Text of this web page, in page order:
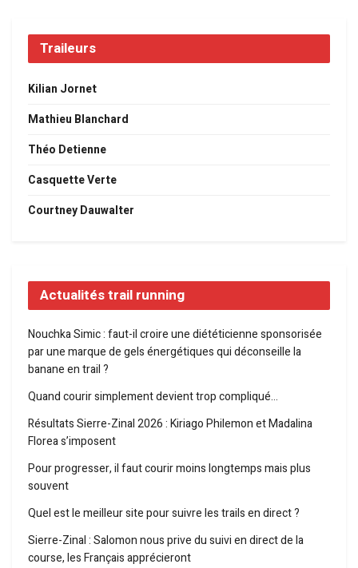
Traileurs
Kilian Jornet
Mathieu Blanchard
Théo Detienne
Casquette Verte
Courtney Dauwalter
Actualités trail running
Nouchka Simic : faut-il croire une diététicienne sponsorisée
par une marque de gels énergétiques qui déconseille la
banane en trail ?
Quand courir simplement devient trop compliqué…
Résultats Sierre-Zinal 2026 : Kiriago Philemon et Madalina
Florea s’imposent
Pour progresser, il faut courir moins longtemps mais plus
souvent
Quel est le meilleur site pour suivre les trails en direct ?
Sierre-Zinal : Salomon nous prive du suivi en direct de la
course, les Français apprécieront